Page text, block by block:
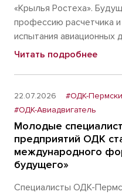
«Крылья Ростеха».
профессию расчетчика
испытания авиационных
Читать подробнее
22.07.2026
#ОДК-
#ОДК-Авиадвигатель
Молодые
предприятий ОДК
международного
будущего»
Специалисты ОДК-